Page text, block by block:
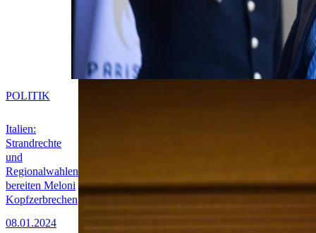
Italien:
Strandrechte
und
Regionalwahlen
bereiten Meloni
Kopfzerbrechen
08.01.2024
POLITIK